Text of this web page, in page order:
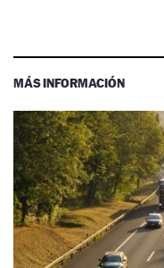
MÁS INFORMACIÓN